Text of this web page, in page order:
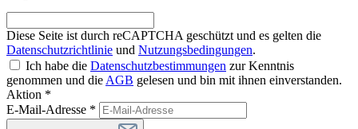
Diese Seite ist durch reCAPTCHA geschützt und es gelten die
Datenschutzrichtlinie und Nutzungsbedingungen.
Ich habe die Datenschutzbestimmungen zur Kenntnis
genommen und die AGB gelesen und bin mit ihnen einverstanden.
Aktion *
E-Mail-Adresse *